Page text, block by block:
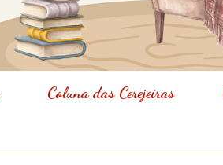
Coluna das Cerejeiras